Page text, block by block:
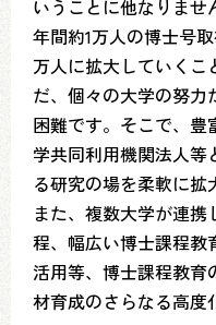
いうことに他なりませ
年間約1万人の博士号
万人に拡大していくこ
だ、個々の大学の努
困難です。そこで、豊
学共同利用機関法人
る研究の場を柔軟に拡
また、複数大学が連
程、幅広い博士課程教
活用等、博士課程教育
材育成のさらなる高度